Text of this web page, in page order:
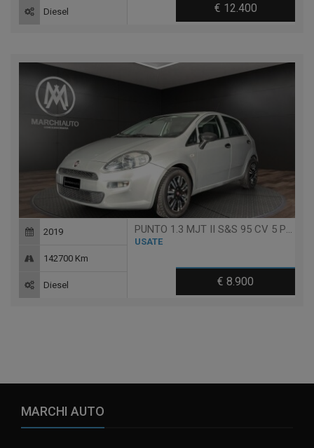
€ 12.400
Diesel
PUNTO 1.3 MJT II S&S 95 CV 5 PORTE STREET
USATE
€ 8.900
2019
142700 Km
Diesel
MARCHI AUTO